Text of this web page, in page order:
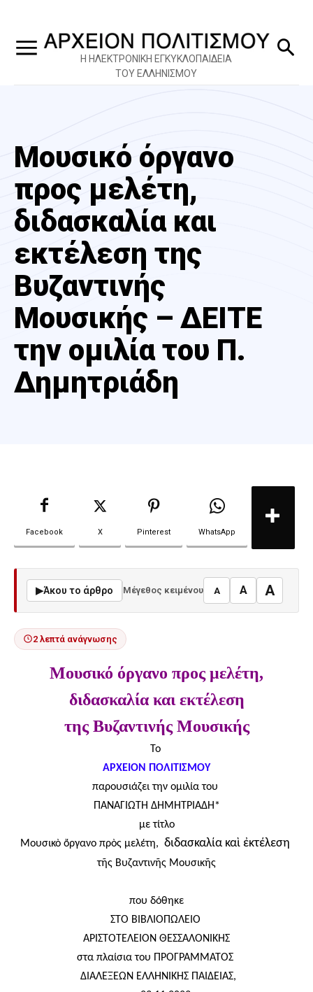
Η ΗΛΕΚΤΡΟΝΙΚΗ ΕΓΚΥΚΛΟΠΑΙΔΕΙΑ
ΤΟΥ ΕΛΛΗΝΙΣΜΟΥ
Μουσικό όργανο
προς μελέτη,
διδασκαλία και
εκτέλεση της
Βυζαντινής
Μουσικής – ΔΕΙΤΕ
την ομιλία του Π.
Δημητριάδη
Facebook X Pinterest WhatsApp
▶Άκου το άρθρο Μέγεθος κειμένου A A A
2 λεπτά ανάγνωσης
Μουσικό όργανο προς μελέτη,
διδασκαλία και εκτέλεση
της Βυζαντινής Μουσικής
Το
ΑΡΧΕΙΟΝ ΠΟΛΙΤΙΣΜΟΥ
παρουσιάζει την ομιλία του
ΠΑΝΑΓΙΩΤΗ ΔΗΜΗΤΡΙΑΔΗ*
με τίτλο
Μουσικὸ ὄργανο πρὸς μελέτη, διδασκαλία καὶ ἐκτέλεση
τῆς Βυζαντινῆς Μουσικῆς
που δόθηκε
ΣΤΟ ΒΙΒΛΙΟΠΩΛΕΙΟ
ΑΡΙΣΤΟΤΕΛΕΙΟΝ ΘΕΣΣΑΛΟΝΙΚΗΣ
στα πλαίσια του ΠΡΟΓΡΑΜΜΑΤΟΣ
ΔΙΑΛΕΞΕΩΝ ΕΛΛΗΝΙΚΗΣ ΠΑΙΔΕΙΑΣ,